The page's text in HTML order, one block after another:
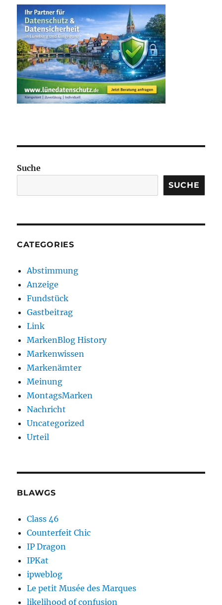
Suche
SUCHE
CATEGORIES
Abstimmung
Anzeige
Fundstück
Gastbeitrag
Link
MarkenBlog History
Markenwissen
Markenämter
Meinung
MontagsMarken
Nachricht
Uncategorized
Urteil
BLAWGS
Class 46
Counterfeit Chic
IP Dragon
IPKat
ipweblog
Le petit Musée des Marques
likelihood of confusion